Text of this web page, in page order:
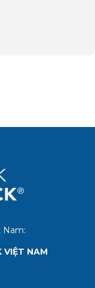
Nam:
VIỆT NAM